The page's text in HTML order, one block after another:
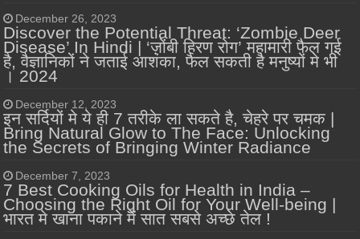
December 26, 2023
Discover the Potential Threat: ‘Zombie Deer
Disease’ In Hindi | ‘ज़ोंबी हिरण रोग’ महामारी फैल गई
है, वैज्ञानिकों ने जताई आशंका, फैल सकती है मनुष्यों मे भी
। 2024
December 12, 2023
इन सर्दियों मे ये ही 7 तरीके ला सकते है, चेहरे पर चमक |
Bring Natural Glow to The Face: Unlocking
the Secrets of Bringing Winter Radiance
December 7, 2023
7 Best Cooking Oils for Health in India –
Choosing the Right Oil for Your Well-being |
भारत मे खाना पकाने में सात सबसे अच्छे तेल !